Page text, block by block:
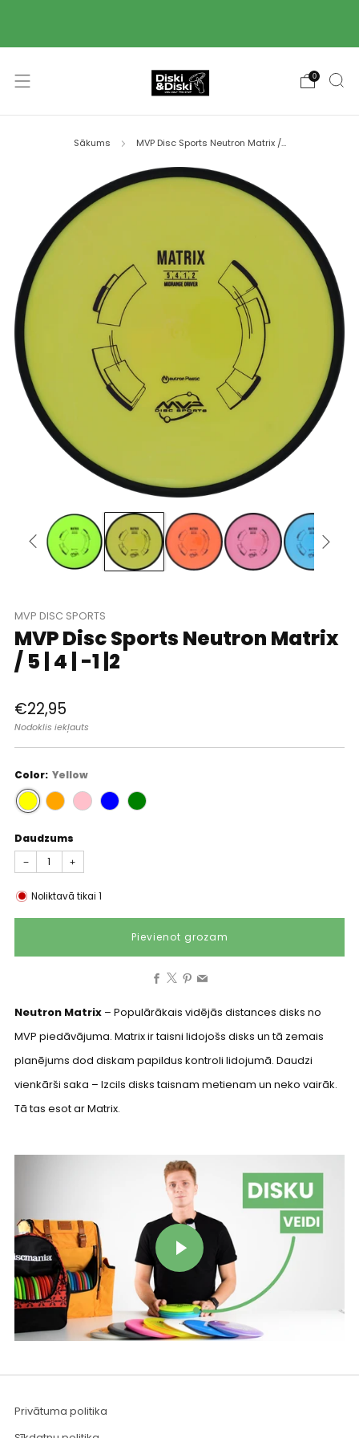
0
Sākums MVP Disc Sports Neutron Matrix /...
MVP DISC SPORTS
MVP Disc Sports Neutron Matrix
/ 5 | 4 | -1 |2
Parastā
cena
€22,95
Nodoklis iekļauts
Color: Yellow
Daudzums
− +
Noliktavā tikai 1
Pievienot grozam
Facebook
Neutron Matrix – Populārākais vidējās distances disks no
MVP piedāvājuma. Matrix ir taisni lidojošs disks un tā zemais
planējums dod diskam papildus kontroli lidojumā. Daudzi
vienkārši saka – Izcils disks taisnam metienam un neko vairāk.
Tā tas esot ar Matrix.
Atskaņot video
Privātuma politika